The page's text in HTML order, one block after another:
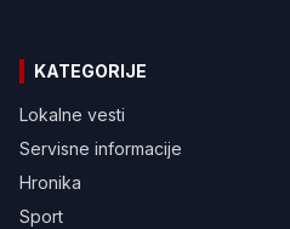
KATEGORIJE
Lokalne vesti
Servisne informacije
Hronika
Sport